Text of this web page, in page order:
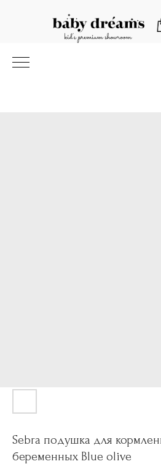
Sebra подушка для
беременных Blue olive